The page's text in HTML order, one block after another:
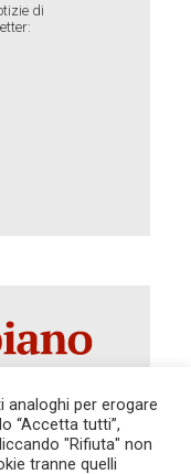
di
del 31
per erogare
“Accetta tutti”,
"Rifiuta" non
tranne quelli